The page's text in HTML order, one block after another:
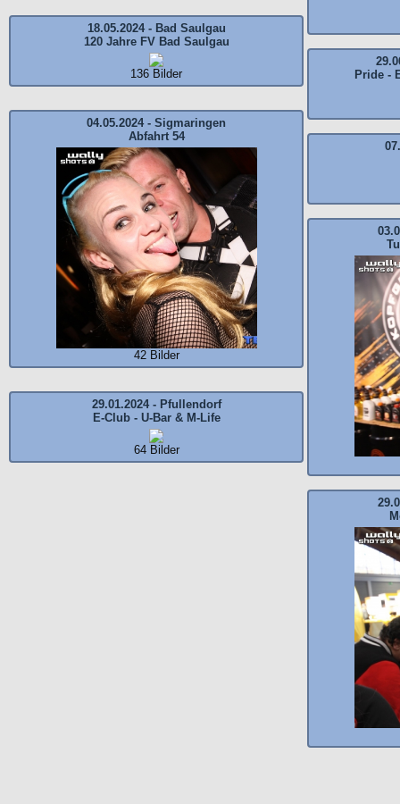
Pride -
18.05.2024 - Bad Saulgau
120 Jahre FV Bad Saulgau
136 Bilder
04.05.2024 - Sigmaringen
Abfahrt 54
42 Bilder
29.01.2024 - Pfullendorf
E-Club - U-Bar & M-Life
64 Bilder